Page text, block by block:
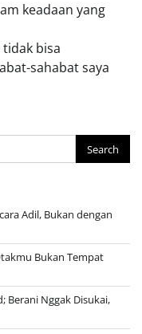
keadaan yang
bisa
sahabat saya
Adil, Bukan dengan
Bukan Tempat
Berani Nggak Disukai,